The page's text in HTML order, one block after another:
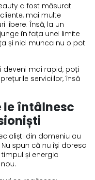
a fost măsurat
mai multe
libere. Însă, la un
în fața unei limite
și nici munca nu o pot
deveni mai rapid, poți
serviciilor, însă
le întâlnesc
din domeniu au
spun că nu își doresc
și energia